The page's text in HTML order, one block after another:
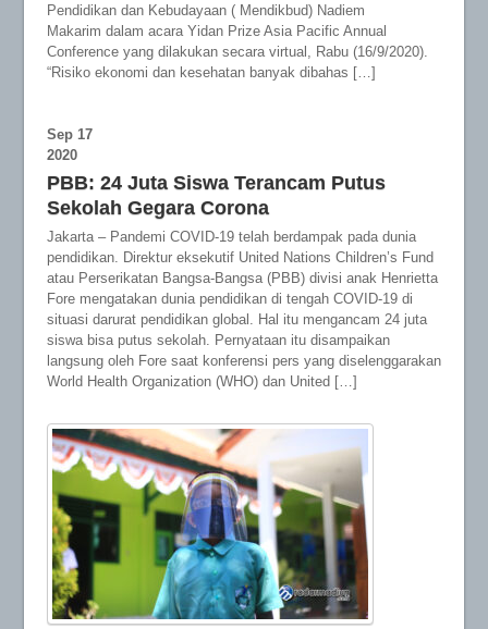
Pendidikan dan Kebudayaan ( Mendikbud) Nadiem
Makarim dalam acara Yidan Prize Asia Pacific Annual
Conference yang dilakukan secara virtual, Rabu (16/9/2020).
“Risiko ekonomi dan kesehatan banyak dibahas […]
Sep 17
2020
PBB: 24 Juta Siswa Terancam Putus
Sekolah Gegara Corona
Jakarta – Pandemi COVID-19 telah berdampak pada dunia
pendidikan. Direktur eksekutif United Nations Children’s Fund
atau Perserikatan Bangsa-Bangsa (PBB) divisi anak Henrietta
Fore mengatakan dunia pendidikan di tengah COVID-19 di
situasi darurat pendidikan global. Hal itu mengancam 24 juta
siswa bisa putus sekolah. Pernyataan itu disampaikan
langsung oleh Fore saat konferensi pers yang diselenggarakan
World Health Organization (WHO) dan United […]